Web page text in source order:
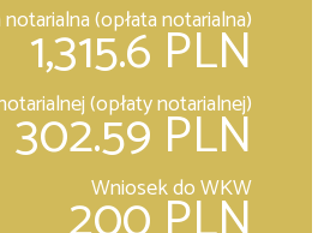
(opłata notarialna)
1,315.6 PLN
(opłaty notarialnej)
302.59 PLN
Wniosek do WKW